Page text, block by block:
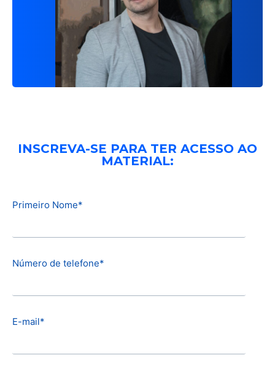
INSCREVA-SE PARA TER ACESSO AO
MATERIAL:
Primeiro Nome*
Número de telefone*
E-mail*